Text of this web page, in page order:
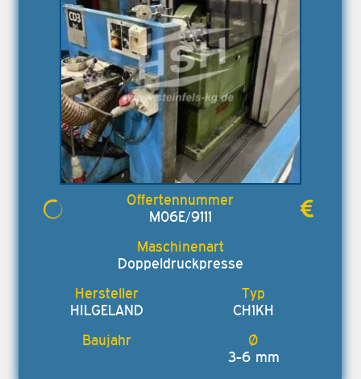
M06E/9111
Doppeldruckpresse
HILGELAND CH1KH
3-6 mm